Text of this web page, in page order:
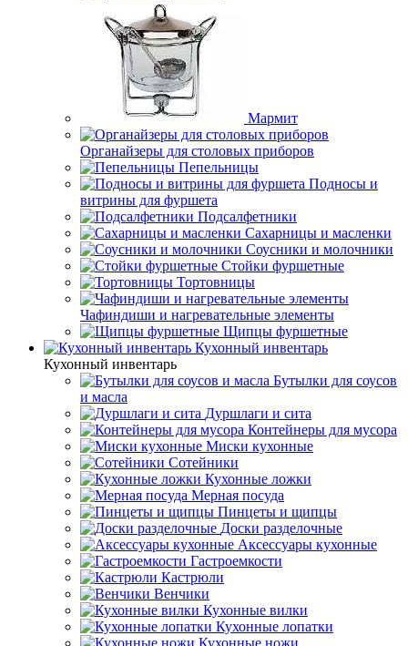
Мармит
Органайзеры для столовых приборов
Пепельницы
Подносы и
витрины для фуршета
Подсалфетники
Сахарницы и масленки
Соусники и молочники
Стойки фуршетные
Тортовницы
Чафиндиши и нагревательные элементы
Щипцы фуршетные
Кухонный инвентарь
Кухонный инвентарь
Бутылки для соусов
и масла
Дуршлаги и сита
Контейнеры для мусора
Миски кухонные
Сотейники
Кухонные ложки
Мерная посуда
Пинцеты и щипцы
Доски разделочные
Аксессуары кухонные
Гастроемкости
Кастрюли
Венчики
Кухонные вилки
Кухонные лопатки
Кухонные ножи